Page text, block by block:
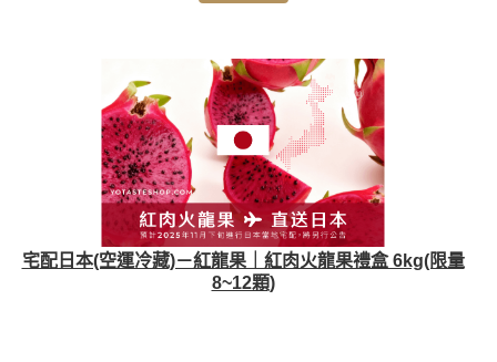
宅配日本(空運冷藏)－紅龍果｜紅肉火龍果禮盒 6kg(限量
8~12顆)